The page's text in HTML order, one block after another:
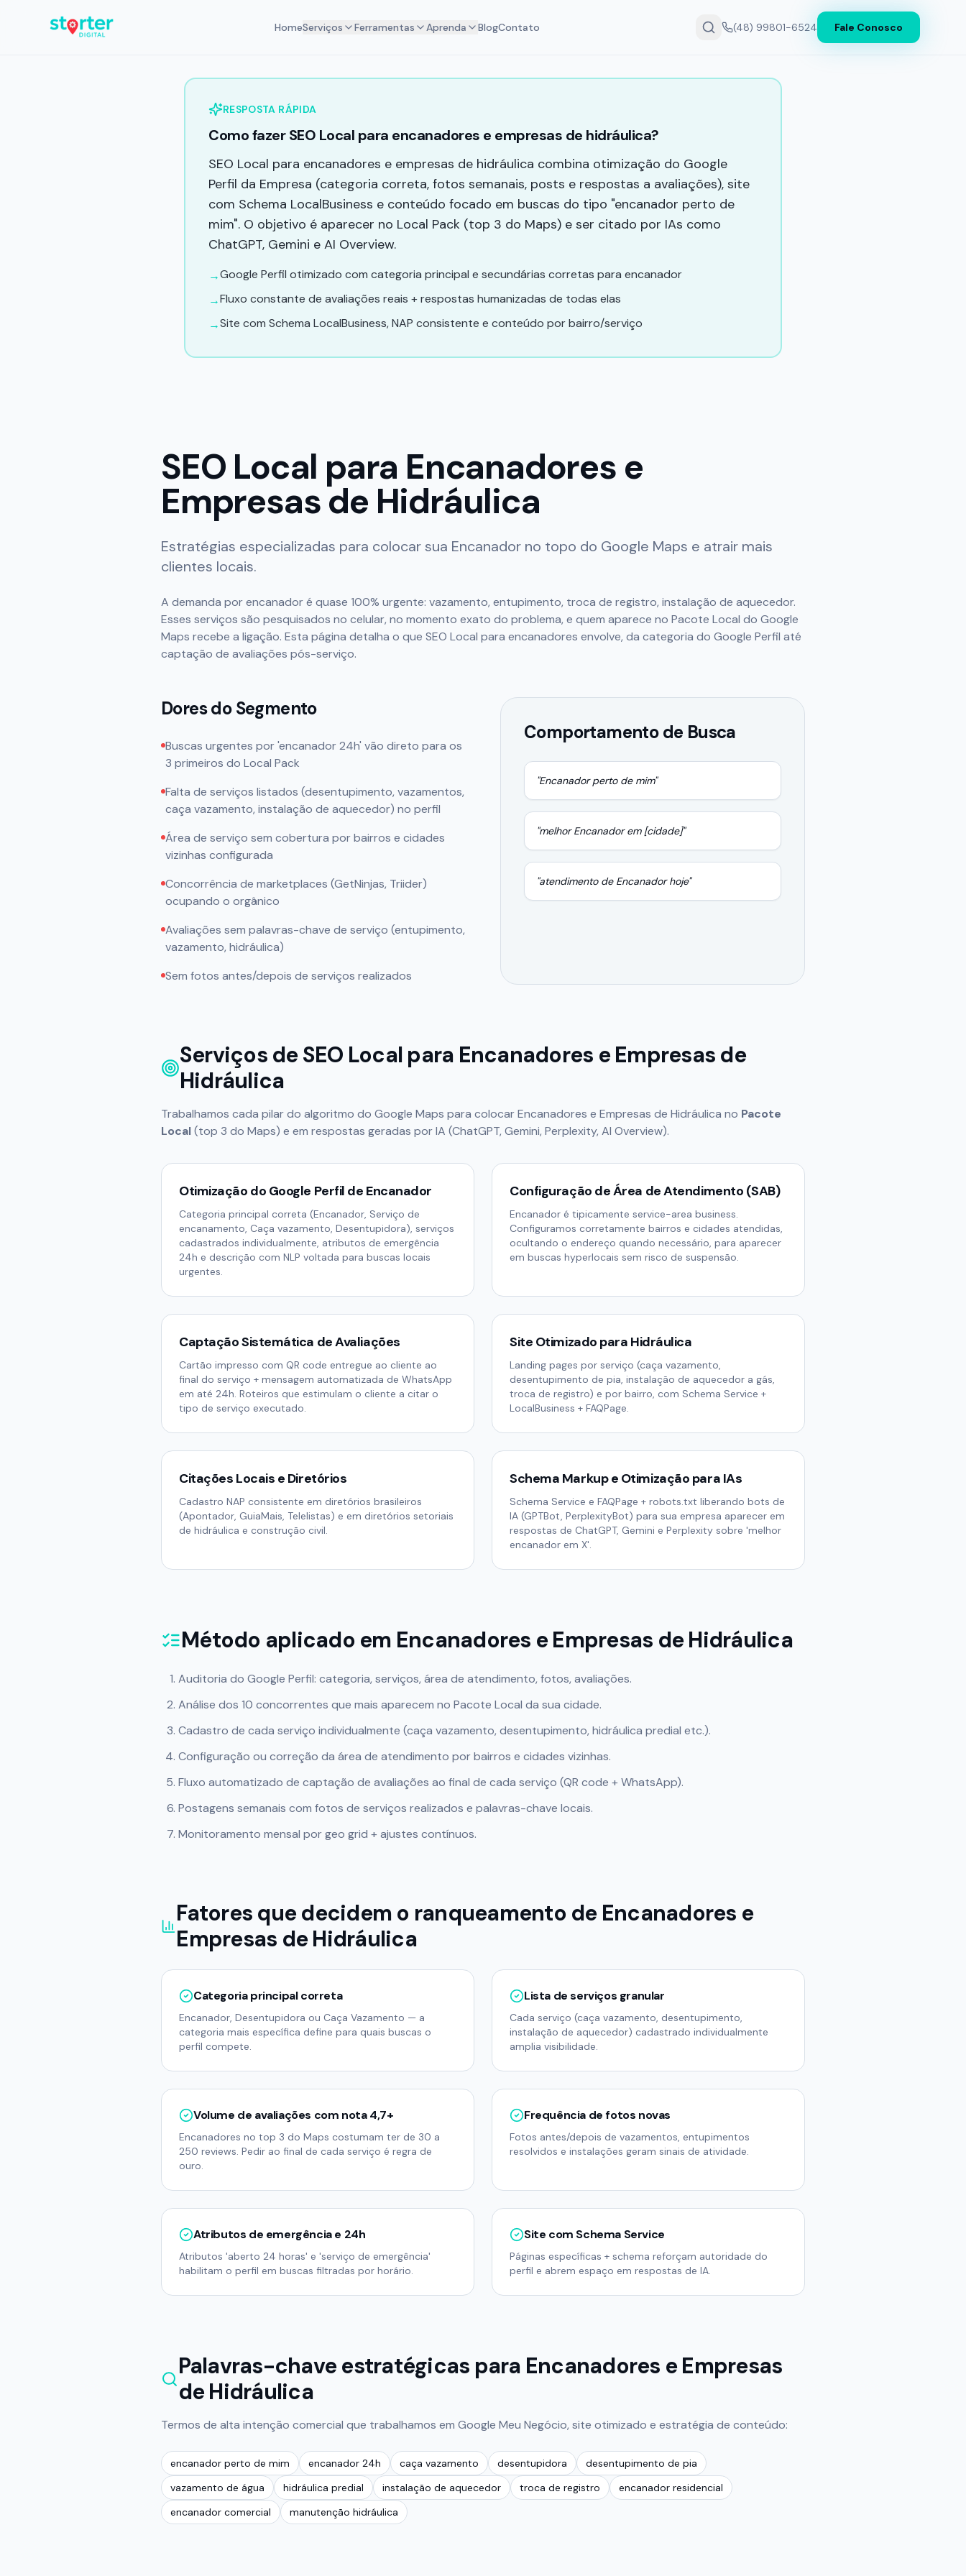
HomeServiços Ferramentas Aprenda BlogContato (48) 99801-6524 Fale Conosco
RESPOSTA RÁPIDA
Como fazer SEO Local para encanadores e empresas de hidráulica?
SEO Local para encanadores e empresas de hidráulica combina otimização do Google
Perfil da Empresa (categoria correta, fotos semanais, posts e respostas a avaliações), site
com Schema LocalBusiness e conteúdo focado em buscas do tipo "encanador perto de
mim". O objetivo é aparecer no Local Pack (top 3 do Maps) e ser citado por IAs como
ChatGPT, Gemini e AI Overview.
→Google Perfil otimizado com categoria principal e secundárias corretas para encanador
→Fluxo constante de avaliações reais + respostas humanizadas de todas elas
→Site com Schema LocalBusiness, NAP consistente e conteúdo por bairro/serviço
SEO Local para Encanadores e
Empresas de Hidráulica
Estratégias especializadas para colocar sua Encanador no topo do Google Maps e atrair mais
clientes locais.
A demanda por encanador é quase 100% urgente: vazamento, entupimento, troca de registro, instalação de aquecedor.
Esses serviços são pesquisados no celular, no momento exato do problema, e quem aparece no Pacote Local do Google
Maps recebe a ligação. Esta página detalha o que SEO Local para encanadores envolve, da categoria do Google Perfil até
captação de avaliações pós-serviço.
Dores do Segmento
Buscas urgentes por 'encanador 24h' vão direto para os
3 primeiros do Local Pack
Falta de serviços listados (desentupimento, vazamentos,
caça vazamento, instalação de aquecedor) no perfil
Área de serviço sem cobertura por bairros e cidades
vizinhas configurada
Concorrência de marketplaces (GetNinjas, Triider)
ocupando o orgânico
Avaliações sem palavras-chave de serviço (entupimento,
vazamento, hidráulica)
Sem fotos antes/depois de serviços realizados
Comportamento de Busca
"Encanadorperto de mim"
"melhorEncanadorem [cidade]"
"atendimento de Encanadorhoje"
Serviços de SEO Local para Encanadores e Empresas de
Hidráulica
Trabalhamos cada pilar do algoritmo do Google Maps para colocarEncanadores e Empresas de Hidráulica no Pacote
Local(top 3 do Maps) e em respostas geradas por IA (ChatGPT, Gemini, Perplexity, AI Overview).
Otimização do Google Perfil de Encanador
Categoria principal correta (Encanador, Serviço de
encanamento, Caça vazamento, Desentupidora), serviços
cadastrados individualmente, atributos de emergência
24h e descrição com NLP voltada para buscas locais
urgentes.
Configuração de Área de Atendimento (SAB)
Encanador é tipicamente service-area business.
Configuramos corretamente bairros e cidades atendidas,
ocultando o endereço quando necessário, para aparecer
em buscas hyperlocais sem risco de suspensão.
Captação Sistemática de Avaliações
Cartão impresso com QR code entregue ao cliente ao
final do serviço + mensagem automatizada de WhatsApp
em até 24h. Roteiros que estimulam o cliente a citar o
tipo de serviço executado.
Site Otimizado para Hidráulica
Landing pages por serviço (caça vazamento,
desentupimento de pia, instalação de aquecedor a gás,
troca de registro) e por bairro, com Schema Service +
LocalBusiness + FAQPage.
Citações Locais e Diretórios
Cadastro NAP consistente em diretórios brasileiros
(Apontador, GuiaMais, Telelistas) e em diretórios setoriais
de hidráulica e construção civil.
Schema Markup e Otimização para IAs
Schema Service e FAQPage + robots.txt liberando bots de
IA (GPTBot, PerplexityBot) para sua empresa aparecer em
respostas de ChatGPT, Gemini e Perplexity sobre 'melhor
encanador em X'.
Método aplicado em Encanadores e Empresas de Hidráulica
Auditoria do Google Perfil: categoria, serviços, área de atendimento, fotos, avaliações.
Análise dos 10 concorrentes que mais aparecem no Pacote Local da sua cidade.
Cadastro de cada serviço individualmente (caça vazamento, desentupimento, hidráulica predial etc.).
Configuração ou correção da área de atendimento por bairros e cidades vizinhas.
Fluxo automatizado de captação de avaliações ao final de cada serviço (QR code + WhatsApp).
Postagens semanais com fotos de serviços realizados e palavras-chave locais.
Monitoramento mensal por geo grid + ajustes contínuos.
Fatores que decidem o ranqueamento de Encanadores e
Empresas de Hidráulica
Categoria principal correta
Encanador, Desentupidora ou Caça Vazamento — a
categoria mais específica define para quais buscas o
perfil compete.
Lista de serviços granular
Cada serviço (caça vazamento, desentupimento,
instalação de aquecedor) cadastrado individualmente
amplia visibilidade.
Volume de avaliações com nota 4,7+
Encanadores no top 3 do Maps costumam ter de 30 a
250 reviews. Pedir ao final de cada serviço é regra de
ouro.
Frequência de fotos novas
Fotos antes/depois de vazamentos, entupimentos
resolvidos e instalações geram sinais de atividade.
Atributos de emergência e 24h
Atributos 'aberto 24 horas' e 'serviço de emergência'
habilitam o perfil em buscas filtradas por horário.
Site com Schema Service
Páginas específicas + schema reforçam autoridade do
perfil e abrem espaço em respostas de IA.
Palavras-chave estratégicas para Encanadores e Empresas
de Hidráulica
Termos de alta intenção comercial que trabalhamos em Google Meu Negócio, site otimizado e estratégia de conteúdo:
encanador perto de mim encanador 24h caça vazamento desentupidora
desentupimento de pia
vazamento de água
hidráulica predial instalação de aquecedor troca de registro
encanador residencial
encanador comercial
manutenção hidráulica